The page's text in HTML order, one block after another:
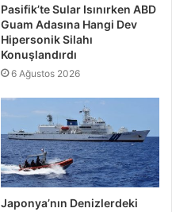
Pasifik’te Sular Isınırken ABD
Guam Adasına Hangi Dev
Hipersonik Silahı
Konuşlandırdı
6 Ağustos 2026
Japonya’nın Denizlerdeki